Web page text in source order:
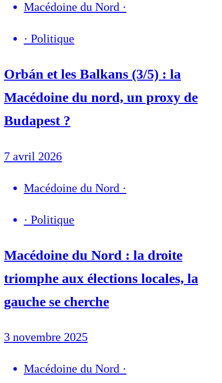
Macédoine du Nord ·
· Politique
Orbán et les Balkans (3/5) : la
Macédoine du nord, un proxy de
Budapest ?
7 avril 2026
Macédoine du Nord ·
· Politique
Macédoine du Nord : la droite
triomphe aux élections locales, la
gauche se cherche
3 novembre 2025
Macédoine du Nord ·